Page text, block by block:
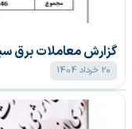
گزارش معاملات برق سبز
20 خرداد 1404